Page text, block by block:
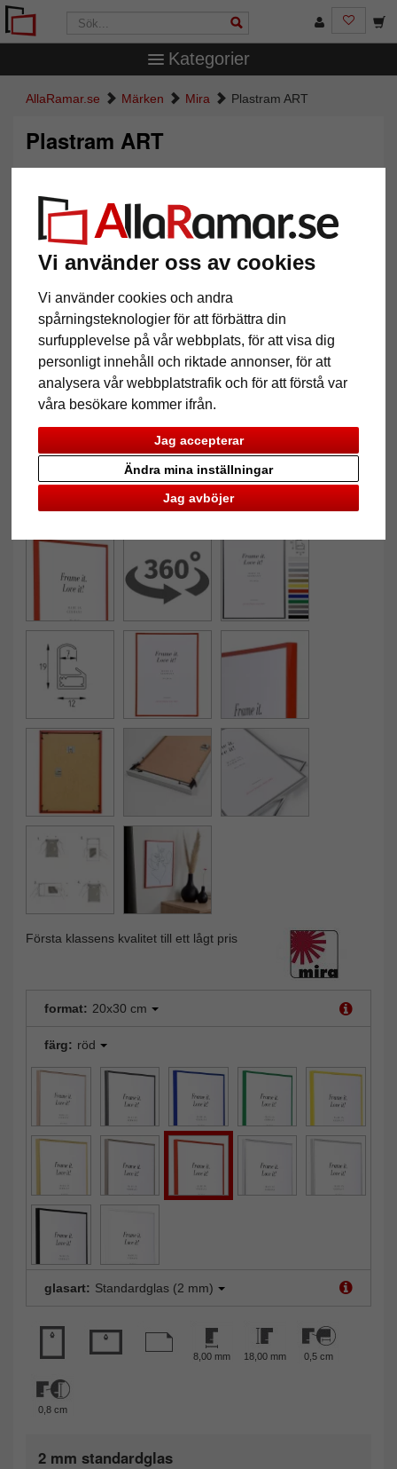
Vi använder oss av cookies
Vi använder cookies och andra
spårningsteknologier för att förbättra din
surfupplevelse på vår webbplats, för att visa dig
personligt innehåll och riktade annonser, för att
analysera vår webbplatstrafik och för att förstå var
våra besökare kommer ifrån.
Jag accepterar
Jag avböjer
Ändra mina inställningar
Kategorier
AllaRamar.se Märken Mira Plastram ART
Plastram ART
Första klassens kvalitet till ett lågt pris
format: 20x30 cm
färg: röd
glasart: Standardglas (2 mm)
8,00 mm 18,00 mm 0,5 cm
0,8 cm
2 mm standardglas